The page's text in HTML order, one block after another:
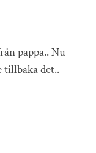
pappa.. Nu
tillbaka det..